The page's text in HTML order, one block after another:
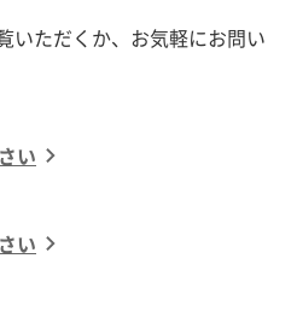
いただくか、お気軽にお問い
い
い